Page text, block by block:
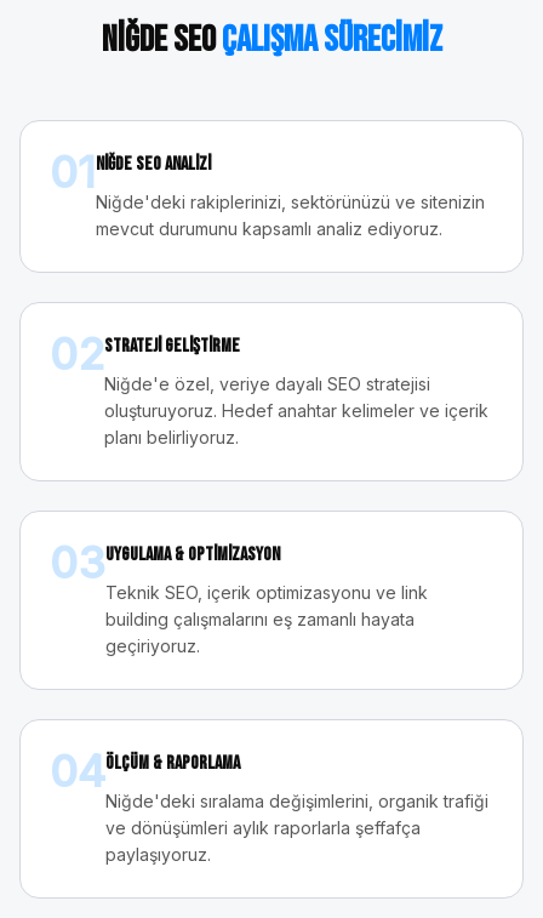
NiğdeSEOÇalışma Sürecimiz
01Niğde SEO Analizi
Niğde'deki rakiplerinizi, sektörünüzü ve sitenizin
mevcut durumunu kapsamlı analiz ediyoruz.
02Strateji Geliştirme
Niğde'e özel, veriye dayalı SEO stratejisi
oluşturuyoruz. Hedef anahtar kelimeler ve içerik
planı belirliyoruz.
03Uygulama & Optimizasyon
Teknik SEO, içerik optimizasyonu ve link
building çalışmalarını eş zamanlı hayata
geçiriyoruz.
04Ölçüm & Raporlama
Niğde'deki sıralama değişimlerini, organik trafiği
ve dönüşümleri aylık raporlarla şeffafça
paylaşıyoruz.